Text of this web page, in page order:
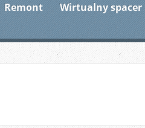
Remont
Wirtualny spacer